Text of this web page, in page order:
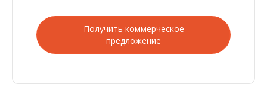
Получить коммерческое
предложение